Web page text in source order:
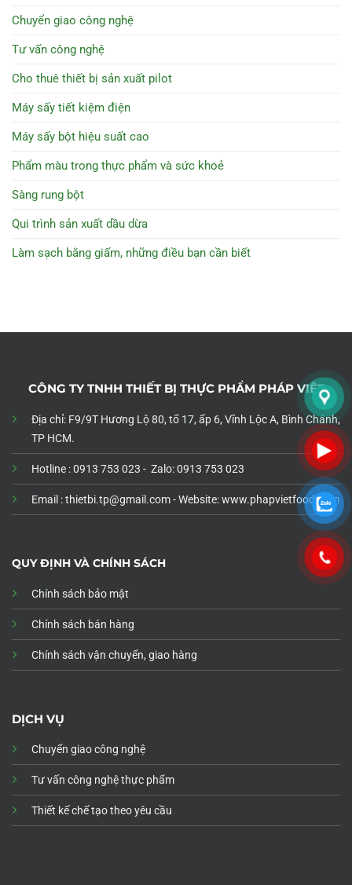
Chuyển giao công nghệ
Tư vấn công nghệ
Cho thuê thiết bị sản xuất pilot
Máy sấy tiết kiệm điện
Máy sấy bột hiệu suất cao
Phẩm màu trong thực phẩm và sức khoẻ
Sàng rung bột
Qui trình sản xuất dầu dừa
Làm sạch bằng giấm, những điều bạn cần biết
CÔNG TY TNHH THIẾT BỊ THỰC PHẨM PHÁP VIỆT
Địa chỉ: F9/9T Hương Lộ 80, tổ 17, ấp 6, Vĩnh Lộc A, Bình Chánh,
TP HCM.
Hotline : 0913 753 023 - Zalo: 0913 753 023
Email : thietbi.tp@gmail.com -Website: www.phapvietfood.com
QUY ĐỊNH VÀ CHÍNH SÁCH
Chính sách bảo mật
Chính sách bán hàng
Chính sách vận chuyển, giao hàng
DỊCH VỤ
Chuyển giao công nghệ
Tư vấn công nghệ thực phẩm
Thiết kế chế tạo theo yêu cầu